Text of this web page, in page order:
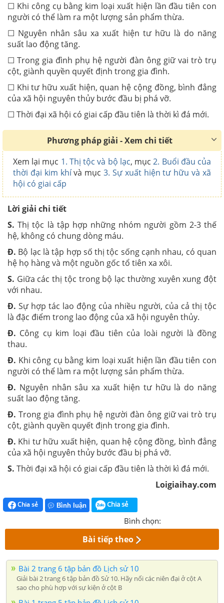
☐ Khi công cụ bằng kim loại xuất hiện lần đầu tiên con
người có thể làm ra một lượng sản phẩm thừa.
☐ Nguyên nhân sâu xa xuất hiện tư hữu là do năng
suất lao động tăng.
☐ Trong gia đình phụ hệ người đàn ông giữ vai trò trụ
cột, giành quyền quyết định trong gia đình.
☐ Khi tư hữu xuất hiện, quan hệ cộng đồng, bình đẳng
của xã hội nguyên thủy bước đầu bị phá vỡ.
☐ Thời đại xã hội có giai cấp đầu tiên là thời kì đá mới.
Phương pháp giải - Xem chi tiết
Xem lại mục 1. Thị tộc và bộ lạc, mục2. Buổi đầu của
thời đại kim khívà mục3. Sự xuất hiện tư hữu và xã
hội có giai cấp
Lời giải chi tiết
S. Thị tộc là tập hợp những nhóm người gồm 2-3 thế
hệ, không có chung dòng máu.
Đ. Bộ lạc là tập hợp số thị tộc sống cạnh nhau, có quan
hệ họ hàng và một nguồn gốc tổ tiên xa xôi.
S. Giữa các thị tộc trong bộ lạc thường xuyên xung đột
với nhau.
Đ. Sự hợp tác lao động của nhiều người, của cả thị tộc
là đặc điểm trong lao động của xã hội nguyên thủy.
Đ. Công cụ kim loại đầu tiên của loài người là đồng
thau.
Đ. Khi công cụ bằng kim loại xuất hiện lần đầu tiên con
người có thể làm ra một lượng sản phẩm thừa.
Đ. Nguyên nhân sâu xa xuất hiện tư hữu là do năng
suất lao động tăng.
Đ. Trong gia đình phụ hệ người đàn ông giữ vai trò trụ
cột, giành quyền quyết định trong gia đình.
Đ. Khi tư hữu xuất hiện, quan hệ cộng đồng, bình đẳng
của xã hội nguyên thủy bước đầu bị phá vỡ.
S. Thời đại xã hội có giai cấp đầu tiên là thời kì đá mới.
Loigiaihay.com
Chia sẻ Bình luận Chia sẻ
Bình chọn:
Bài tiếp theo
Bài 2 trang 6 tập bản đồ Lịch sử 10
Giải bài 2 trang 6 tập bản đồ Sử 10. Hãy nối các niên đại ở cột A
sao cho phù hợp với sự kiện ở cột B